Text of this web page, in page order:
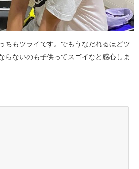
ちもツライです。でもうなだれるほどツ
らないのも子供ってスゴイなと感心しま